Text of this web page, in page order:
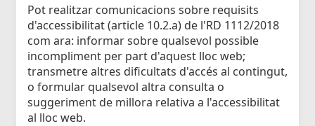
Pot realitzar comunicacions sobre requisits
d'accessibilitat (article 10.2.a) de l'RD 1112/2018
com ara: informar sobre qualsevol possible
incompliment per part d'aquest lloc web;
transmetre altres dificultats d'accés al contingut,
o formular qualsevol altra consulta o
suggeriment de millora relativa a l'accessibilitat
al lloc web.